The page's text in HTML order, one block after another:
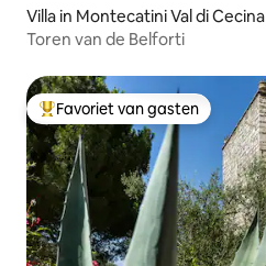
Villa in Montecatini Val di Cecina
Toren van de Belforti
Topfavoriet van gasten
Favoriet van gasten